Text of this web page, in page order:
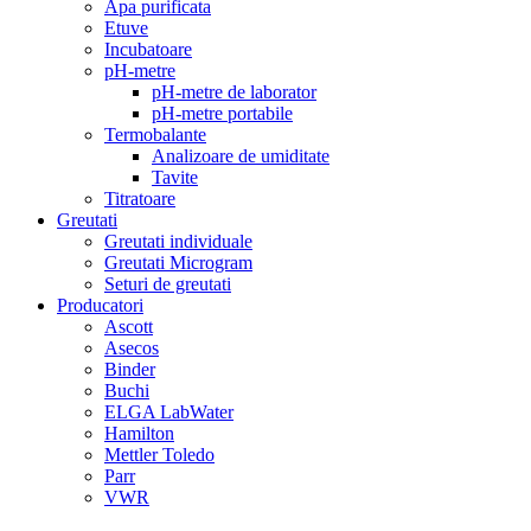
Apa purificata
Etuve
Incubatoare
pH-metre
pH-metre de laborator
pH-metre portabile
Termobalante
Analizoare de umiditate
Tavite
Titratoare
Greutati
Greutati individuale
Greutati Microgram
Seturi de greutati
Producatori
Ascott
Asecos
Binder
Buchi
ELGA LabWater
Hamilton
Mettler Toledo
Parr
VWR